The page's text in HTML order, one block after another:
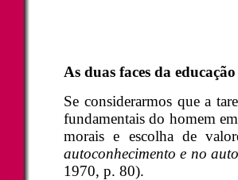
As duas faces da
Se considerarmos que a
fundamentais do homem
morais e escolha de
autoconhecimento e no
1970, p. 80).